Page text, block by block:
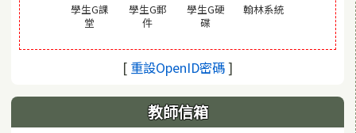
學生G課
堂
學生G郵
件(另開視窗)
學生G硬
碟(另開視窗)
翰林系統(另開視窗)
[ 重設OpenID密碼(另開視窗)
]
教師信箱